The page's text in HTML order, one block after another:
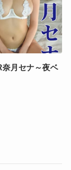
奈月セナ～夜ベ